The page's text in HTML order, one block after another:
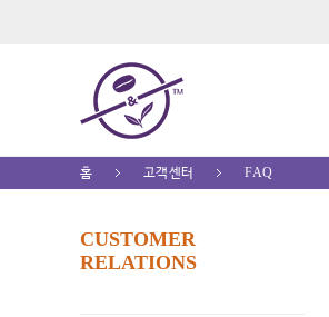
홈 고객센터 FAQ
CUSTOMER
RELATIONS